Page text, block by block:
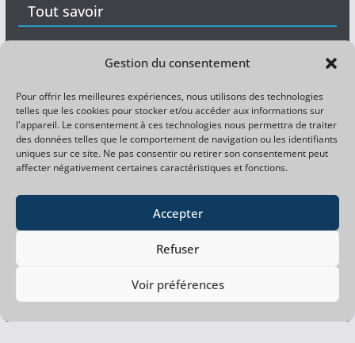
Gestion du consentement
Pour offrir les meilleures expériences, nous utilisons des technologies
telles que les cookies pour stocker et/ou accéder aux informations sur
l'appareil. Le consentement à ces technologies nous permettra de traiter
des données telles que le comportement de navigation ou les identifiants
uniques sur ce site. Ne pas consentir ou retirer son consentement peut
affecter négativement certaines caractéristiques et fonctions.
Accepter
Refuser
Voir préférences
Tout savoir
Divers
Magazine pêche gratuit
La pêche à la perle du gardon
droits réservés.